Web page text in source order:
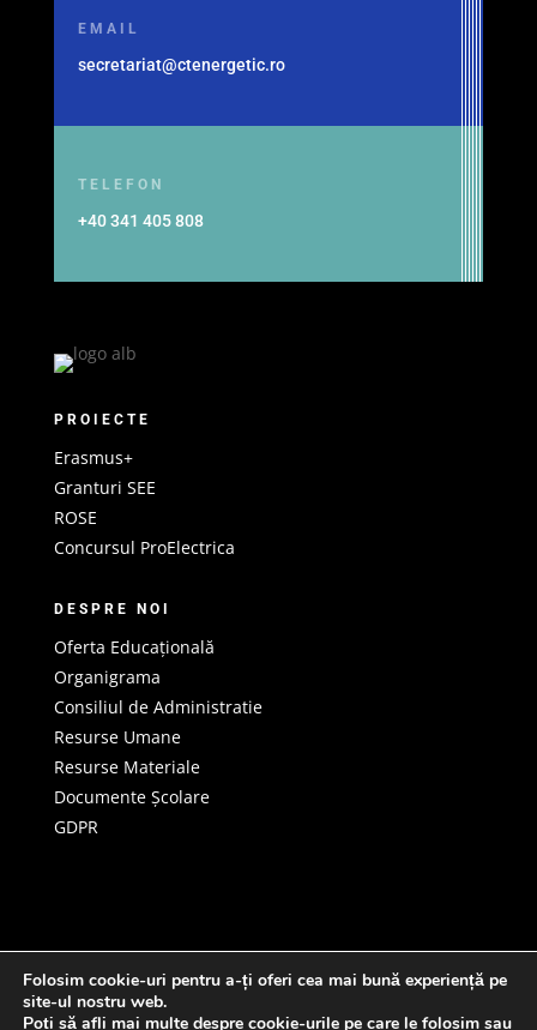
EMAIL
secretariat@ctenergetic.ro
TELEFON
+40 341 405 808
PROIECTE
Erasmus+
Granturi SEE
ROSE
Concursul ProElectrica
DESPRE NOI
Oferta Educațională
Organigrama
Consiliul de Administratie
Resurse Umane
Resurse Materiale
Documente Școlare
GDPR
Acasă Despre noi
Folosim cookie-uri pentru a-ți oferi cea mai bună experiență pe
site-ul nostru web.
Poți să afli mai multe despre cookie-urile pe care le folosim sau